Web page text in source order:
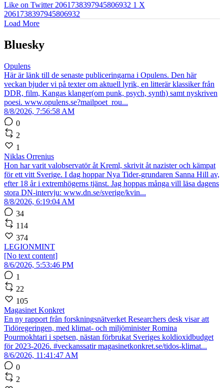
Like on Twitter 2061738397945806932 1 X
2061738397945806932
Load More
Bluesky
Opulens
Här är länk till de senaste publiceringarna i Opulens. Den här
veckan bjuder vi på texter om aktuell lyrik, en litterär klassiker från
DDR, film, Kangas klanger(om punk, psych, synth) samt nyskriven
poesi. www.opulens.se?mailpoet_rou...
8/8/2026, 7:56:58 AM
0
2
1
Niklas Orrenius
Hon har varit valobservatör åt Kreml, skrivit åt nazister och kämpat
för ett vitt Sverige. I dag hoppar Nya Tider-grundaren Sanna Hill av,
efter 18 år i extremhögerns tjänst. Jag hoppas många vill läsa dagens
stora DN-intervju: www.dn.se/sverige/kvin...
8/8/2026, 6:19:04 AM
34
114
374
LEGIONMINT
[No text content]
8/6/2026, 5:53:46 PM
1
22
105
Magasinet Konkret
En ny rapport från forskningsnätverket Researchers desk visar att
Tidöregeringen, med klimat- och miljöminister Romina
Pourmokhtari i spetsen, nästan förbrukat Sveriges koldioxidbudget
för 2023-2026. #veckanssatir magasinetkonkret.se/tidos-klimat...
8/6/2026, 11:41:47 AM
0
2